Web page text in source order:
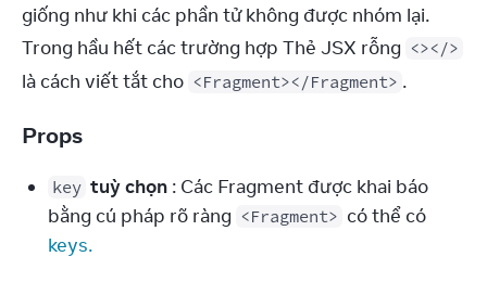
giống như khi các phần tử không được nhóm lại.
Trong hầu hết các trường hợp Thẻ JSX rỗng <></>
là cách viết tắt cho <Fragment></Fragment> .
Props
key tuỳ chọn : Các Fragment được khai báo
bằng cú pháp rõ ràng <Fragment> có thể có
keys.